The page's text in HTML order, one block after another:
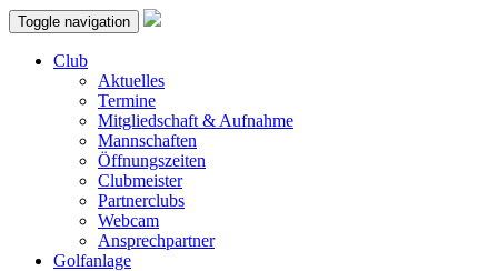
Toggle navigation
Club
Aktuelles
Termine
Mitgliedschaft & Aufnahme
Mannschaften
Öffnungszeiten
Clubmeister
Partnerclubs
Webcam
Ansprechpartner
Golfanlage